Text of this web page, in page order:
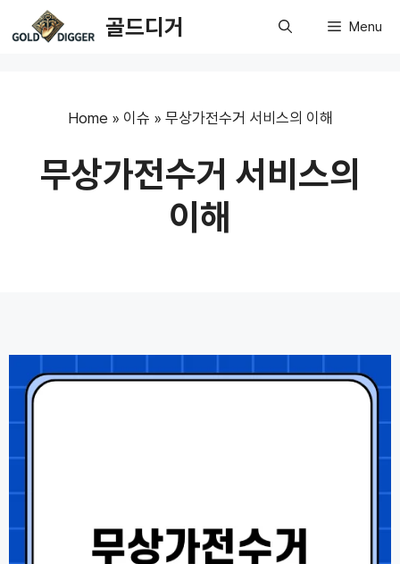
to
골드디거 Menu
Home » 이슈 » 무상가전수거 서비스의 이해
무상가전수거 서비스의
이해